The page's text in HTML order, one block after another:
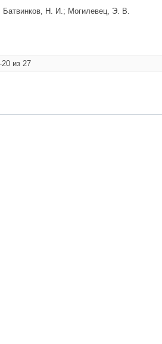
Батвинков, Н. И.; Могилевец, Э. В.
из 27